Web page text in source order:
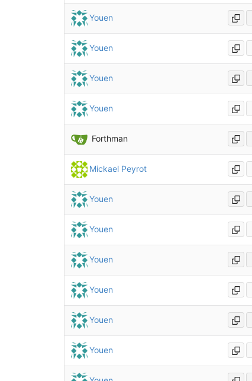
Youen
Youen
Youen
Youen
Forthman
Mickael Peyrot
Youen
Youen
Youen
Youen
Youen
Youen